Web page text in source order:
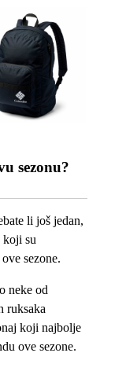
sezonu?
li još jedan,
koji su
sezone.
neke od
ruksaka
koji najbolje
ove sezone.